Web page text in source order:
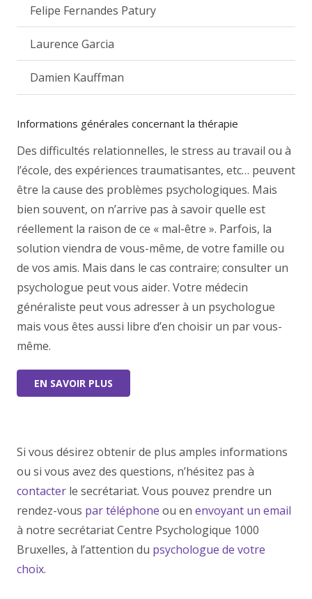
Felipe Fernandes Patury
Laurence Garcia
Damien Kauffman
Informations générales concernant la thérapie
Des difficultés relationnelles, le stress au travail ou à
l’école, des expériences traumatisantes, etc… peuvent
être la cause des problèmes psychologiques. Mais
bien souvent, on n’arrive pas à savoir quelle est
réellement la raison de ce « mal-être ». Parfois, la
solution viendra de vous-même, de votre famille ou
de vos amis. Mais dans le cas contraire; consulter un
psychologue peut vous aider. Votre médecin
généraliste peut vous adresser à un psychologue
mais vous êtes aussi libre d’en choisir un par vous-
même.
EN SAVOIR PLUS
Si vous désirez obtenir de plus amples informations
ou si vous avez des questions, n’hésitez pas à
contacter le secrétariat. Vous pouvez prendre un
rendez-vous par téléphone ou en envoyant un email
à notre secrétariat Centre Psychologique 1000
Bruxelles, à l’attention du psychologue de votre
choix.